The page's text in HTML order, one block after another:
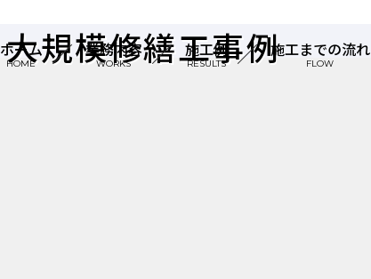
ホーム
HOME
業務内容
WORKS
施工例
RESULTS
施工までの流れ
FLOW
大規模修繕工事例